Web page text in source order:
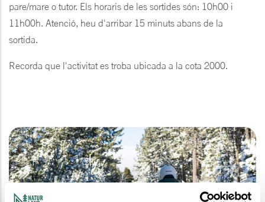
pare/mare o tutor. Els horaris de les sortides són: 10h00 i
11h00h. Atenció, heu d'arribar 15 minuts abans de la
sortida.
Recorda que l'activitat es troba ubicada a la cota 2000.